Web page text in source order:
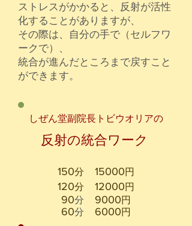
ストレスがかかると、反射が活性
化することがありますが、
その際は、自分の手で（セルフワ
ークで）、
統合が進んだところまで戻すこと
ができます。
しぜん堂副院長トビウオリアの
反射の統合ワーク
150分 15000円
120分 12000円
90​分 9000円
60分 6000円